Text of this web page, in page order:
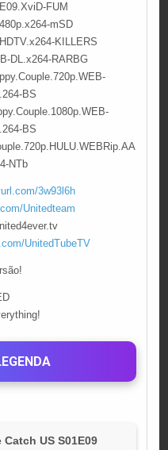
FUM
mSD
KILLERS
DL.x264-RARBG
BS
BS
NTb
3w93l6h
Unitedteam
UnitedTubeTV
US S01E09